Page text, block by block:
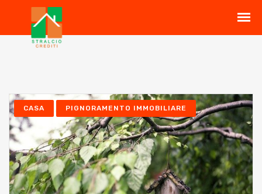
CASA PIGNORAMENTO IMMOBILIARE